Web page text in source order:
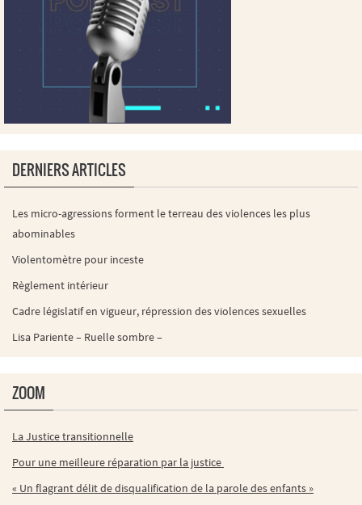
DERNIERS ARTICLES
Les micro-agressions forment le terreau des violences les plus
abominables
Violentomètre pour inceste
Règlement intérieur
Cadre législatif en vigueur, répression des violences sexuelles
Lisa Pariente – Ruelle sombre –
ZOOM
La Justice transitionnelle
Pour une meilleure réparation par la justice
« Un flagrant délit de disqualification de la parole des enfants »